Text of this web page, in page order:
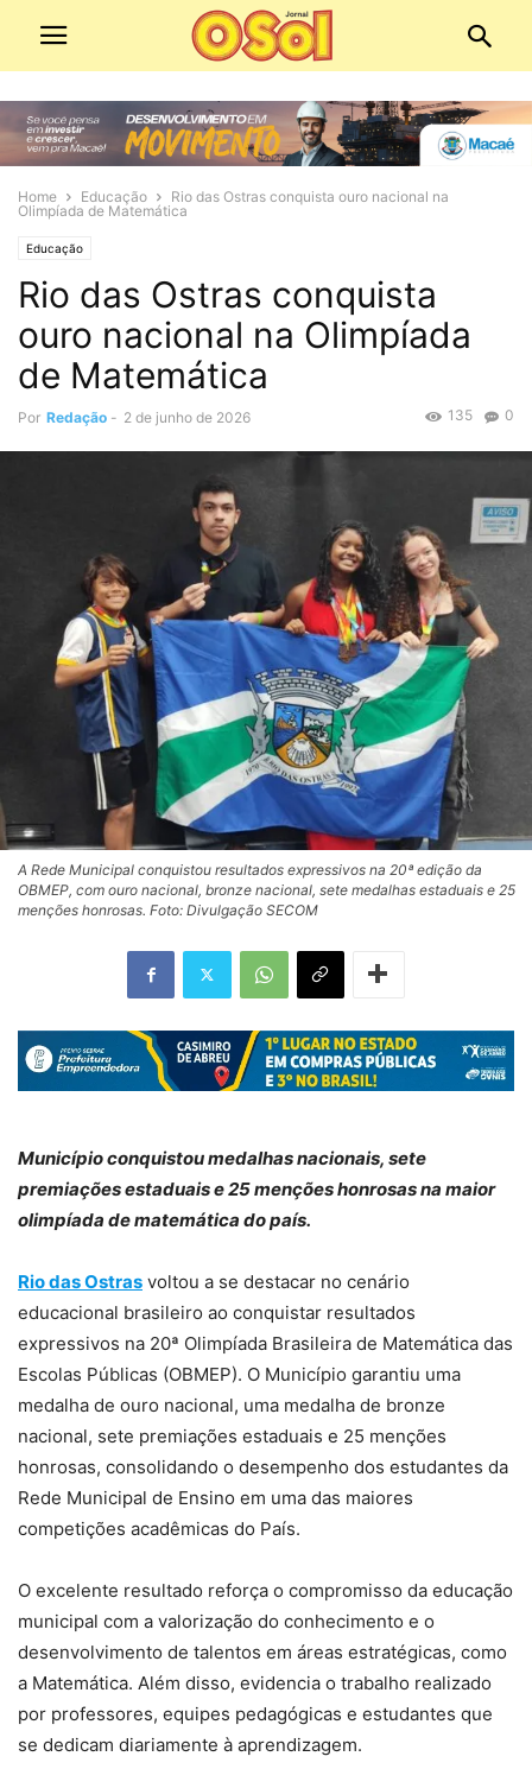
Home Educação
Rio das Ostras conquista ouro nacional na
Olimpíada de Matemática
Educação
Rio das Ostras conquista
ouro nacional na Olimpíada
de Matemática
Por Redação - 2 de junho de 2026 0
135
A Rede Municipal conquistou resultados expressivos na 20ª edição da
OBMEP, com ouro nacional, bronze nacional, sete medalhas estaduais e 25
menções honrosas. Foto: Divulgação SECOM
Município conquistou medalhas nacionais, sete
premiações estaduais e 25 menções honrosas na maior
olimpíada de matemática do país.
Rio das Ostras voltou a se destacar no cenário
educacional brasileiro ao conquistar resultados
expressivos na 20ª Olimpíada Brasileira de Matemática das
Escolas Públicas (OBMEP). O Município garantiu uma
medalha de ouro nacional, uma medalha de bronze
nacional, sete premiações estaduais e 25 menções
honrosas, consolidando o desempenho dos estudantes da
Rede Municipal de Ensino em uma das maiores
competições acadêmicas do País.
O excelente resultado reforça o compromisso da educação
municipal com a valorização do conhecimento e o
desenvolvimento de talentos em áreas estratégicas, como
a Matemática. Além disso, evidencia o trabalho realizado
por professores, equipes pedagógicas e estudantes que
se dedicam diariamente à aprendizagem.